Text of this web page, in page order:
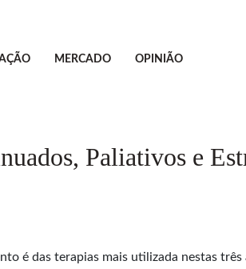
MERCADO OPINIÃO
Paliativos e
é das terapias mais utilizada nestas